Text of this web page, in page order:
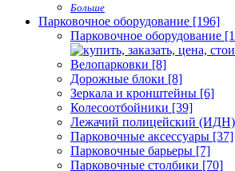
Больше
Парковочное оборудование [196]
Парковочное оборудование
Велопарковки [8]
Дорожные блоки [8]
Зеркала и кронштейны [6]
Колесоотбойники [39]
Лежачий полицейский
Парковочные аксессуары [37]
Парковочные барьеры [7]
Парковочные столбики [70]